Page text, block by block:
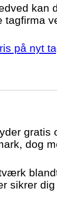
kan
tagfirma
på nyt
gratis
dog
sikrer